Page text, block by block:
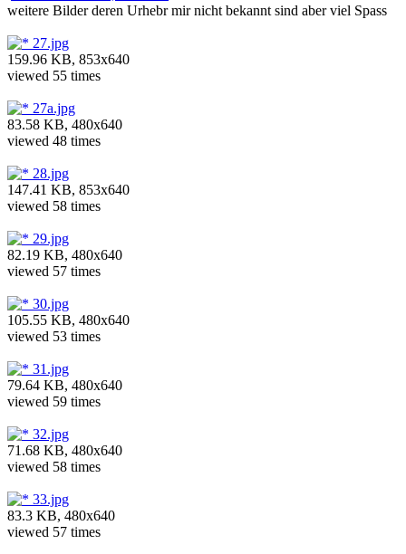
weitere Bilder deren Urhebr mir nicht bekannt sind aber viel Spass
27.jpg
159.96 KB, 853x640
viewed 55 times
27a.jpg
83.58 KB, 480x640
viewed 48 times
28.jpg
147.41 KB, 853x640
viewed 58 times
29.jpg
82.19 KB, 480x640
viewed 57 times
30.jpg
105.55 KB, 480x640
viewed 53 times
31.jpg
79.64 KB, 480x640
viewed 59 times
32.jpg
71.68 KB, 480x640
viewed 58 times
33.jpg
83.3 KB, 480x640
viewed 57 times